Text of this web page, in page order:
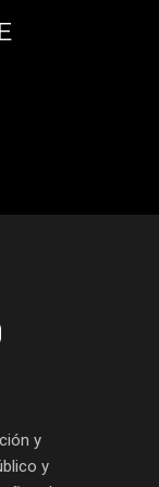
y
y